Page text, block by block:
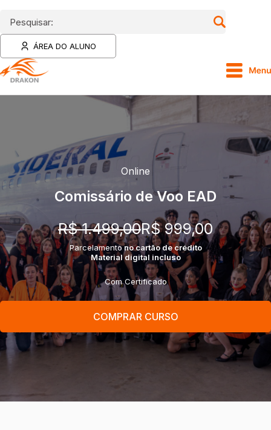
Pesquisar:
ÁREA DO ALUNO
Online
Comissário de Voo EAD
R$ 1.499,00R$ 999,00
Parcelamentono cartão de crédito
Material digital incluso
Com Certificado
COMPRAR CURSO